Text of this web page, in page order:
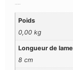
Poids
0,00 kg
Longueur de lame
8 cm